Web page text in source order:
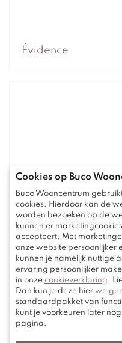
Évidence
Flos
Cookies op Buco
Buco Wooncentrum
cookies. Hierdoor kan de
worden bezoeken op de
kunnen er
accepteert. Met
onze website persoonlijker
kunnen je namelijk nuttige
ervaring persoonlijker
in onze cookieverklaring.
Dan kun je deze hier
standaardpakket van
kunt je voorkeuren later
pagina.